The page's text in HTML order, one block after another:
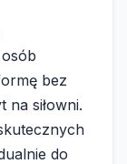
bez
na siłowni.
do